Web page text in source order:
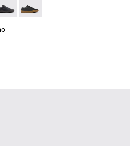
for Men.
Boots for Men.
008
K300467-006
- K300467-005
- K100927-013 - Brown Nubuck
Terreno - K100927-020 - Gray
Peu Terreno - K100927-001